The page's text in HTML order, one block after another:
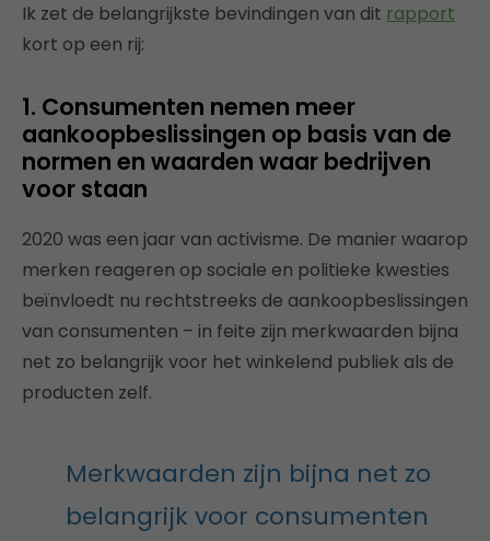
Ik zet de belangrijkste bevindingen van dit rapport
kort op een rij:
1. Consumenten nemen meer
aankoopbeslissingen op basis van de
normen en waarden waar bedrijven
voor staan
2020 was een jaar van activisme. De manier waarop
merken reageren op sociale en politieke kwesties
beïnvloedt nu rechtstreeks de aankoopbeslissingen
van consumenten – in feite zijn merkwaarden bijna
net zo belangrijk voor het winkelend publiek als de
producten zelf.
Merkwaarden zijn bijna net zo
belangrijk voor consumenten